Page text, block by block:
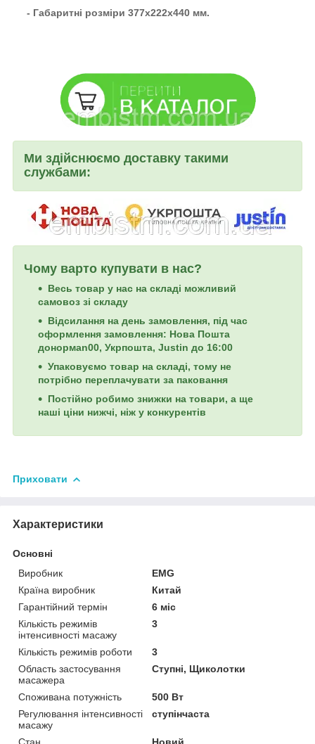
- Габаритні розміри 377x222x440 мм.
Ми здійснюємо доставку такими
службами:
Чому варто купувати в нас?
Весь товар у нас на складі можливий
самовоз зі складу
Відсилання на день замовлення, під час
оформлення замовлення: Нова Пошта
донормan00, Укрпошта, Justin до 16:00
Упаковуємо товар на складі, тому не
потрібно переплачувати за паковання
Постійно робимо знижки на товари, а ще
наші ціни нижчі, ніж у конкурентів
Приховати
Характеристики
Основні
Виробник
EMG
Країна виробник
Китай
Гарантійний термін
6 міс
Кількість режимів
інтенсивності масажу
3
Кількість режимів роботи
3
Область застосування
масажера
Ступні, Щиколотки
Споживана потужність
500 Вт
Регулювання інтенсивності
масажу
ступінчаста